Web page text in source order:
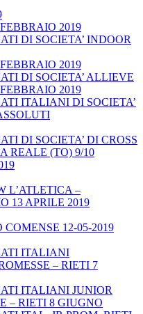
2019
DI SOCIETA’ INDOOR
2019
DI SOCIETA’ ALLIEVE
2019
ITALIANI DI SOCIETA’
DI SOCIETA’ DI CROSS
REALE (TO) 9/10
L’ATLETICA –
13 APRILE 2019
12-05-2019
ITALIANI
– RIETI 7
ITALIANI JUNIOR
– RIETI 8 GIUGNO